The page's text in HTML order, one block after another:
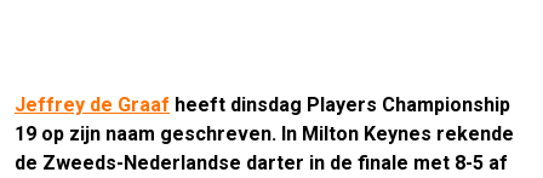
Jeffrey de Graaf heeft dinsdag Players Championship
19 op zijn naam geschreven. In Milton Keynes rekende
de Zweeds-Nederlandse darter in de finale met 8-5 af